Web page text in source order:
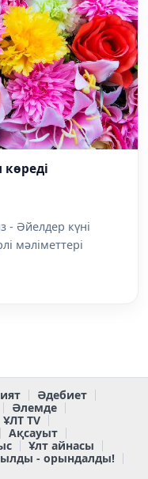
- Әйелдер күні
мәліметтері
Әдебиет
Әлемде
ҰЛТ TV
Ақсауыт
Ұлт айнасы
- орындалды!